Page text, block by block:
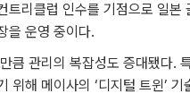
트리클럽 인수를 기점으로 일
을 운영 중이다.
큼 관리의 복잡성도 증대됐다.
위해 메이사의 ‘디지털 트윈’ 기